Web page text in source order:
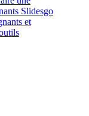
Slidesgo
et